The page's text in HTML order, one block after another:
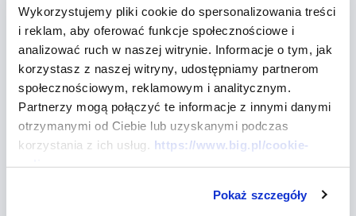
Wykorzystujemy pliki cookie do spersonalizowania treści
i reklam, aby oferować funkcje społecznościowe i
analizować ruch w naszej witrynie. Informacje o tym, jak
korzystasz z naszej witryny, udostępniamy partnerom
społecznościowym, reklamowym i analitycznym.
Partnerzy mogą połączyć te informacje z innymi danymi
otrzymanymi od Ciebie lub uzyskanymi podczas
korzystania z ich usług. https://www.big.pl/cookie-
policy
Pokaż szczegóły
zadłużeniu i klientach
podwyższonego ryzyka
- LUTY 2013 - 22.
edycja